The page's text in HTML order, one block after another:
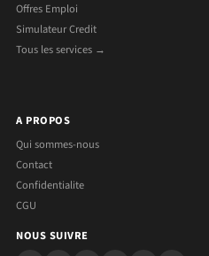
Offres Emploi
Simulateur Credit
Tous les services →
A PROPOS
Qui sommes-nous
Contact
Confidentialite
CGU
NOUS SUIVRE